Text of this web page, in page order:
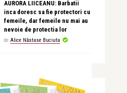
AURORA LIICEANU: Barbatii
inca doresc sa fie protectori cu
femeile, dar femeile nu mai au
nevoie de protectia lor
de Alice Năstase Buciuta